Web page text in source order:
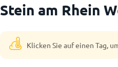
Stein am Rhein
Klicken Sie auf einen Tag,